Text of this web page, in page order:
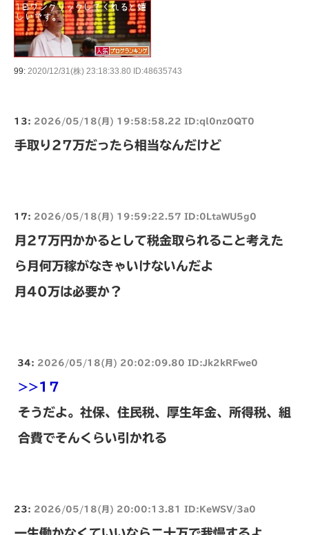
99: 2020/12/31(株) 23:18:33.80 ID:48635743
13: 2026/05/18(月) 19:58:58.22 ID:ql0nz0QT0
手取り27万だったら相当なんだけど
17: 2026/05/18(月) 19:59:22.57 ID:0LtaWU5g0
月27万円かかるとして税金取られること考えた
ら月何万稼がなきゃいけないんだよ
月40万は必要か？
34: 2026/05/18(月) 20:02:09.80 ID:Jk2kRFwe0
>>17
そうだよ。社保、住民税、厚生年金、所得税、組
合費でそんくらい引かれる
23: 2026/05/18(月) 20:00:13.81 ID:KeWSV/3a0